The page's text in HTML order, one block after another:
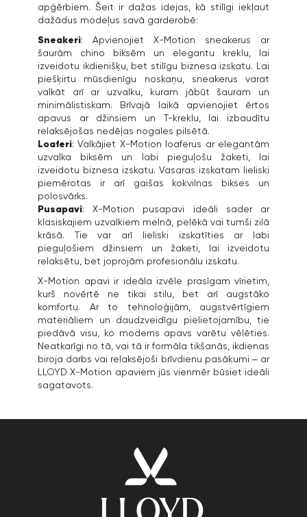
apģērbiem. Šeit ir dažas idejas, kā stilīgi iekļaut
dažādus modeļus savā garderobē:
Sneakeri: Apvienojiet X-Motion sneakerus ar
šaurām chino biksēm un elegantu kreklu, lai
izveidotu ikdienišķu, bet stilīgu biznesa izskatu. Lai
piešķirtu mūsdienīgu noskaņu, sneakerus varat
valkāt arī ar uzvalku, kuram jābūt šauram un
minimālistiskam. Brīvajā laikā apvienojiet ērtos
apavus ar džinsiem un T-kreklu, lai izbaudītu
relaksējošas nedēļas nogales pilsētā.
Loaferi: Valkājiet X-Motion loaferus ar elegantām
uzvalka biksēm un labi pieguļošu žaketi, lai
izveidotu biznesa izskatu. Vasaras izskatam lieliski
piemērotas ir arī gaišas kokvilnas bikses un
polosvārks.
Pusapavi: X-Motion pusapavi ideāli sader ar
klasiskajiem uzvalkiem melnā, pelēkā vai tumši zilā
krāsā. Tie var arī lieliski izskatīties ar labi
pieguļošiem džinsiem un žaketi, lai izveidotu
relaksētu, bet joprojām profesionālu izskatu.
X-Motion apavi ir ideāla izvēle prasīgam vīrietim,
kurš novērtē ne tikai stilu, bet arī augstāko
komfortu. Ar to tehnoloģijām, augstvērtīgiem
materiāliem un daudzveidīgu pielietojamību, tie
piedāvā visu, ko moderns apavs varētu vēlēties.
Neatkarīgi no tā, vai tā ir formāla tikšanās, ikdienas
biroja darbs vai relaksējoši brīvdienu pasākumi – ar
LLOYD X-Motion apaviem jūs vienmēr būsiet ideāli
sagatavots.